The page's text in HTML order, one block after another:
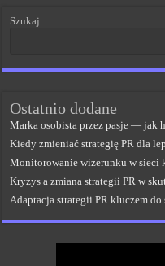
Szukaj
Ostatnio dodane
Marka osobista przez pasje — jak
Kiedy zmieniać strategię PR dla
Monitorowanie wizerunku w sieci
Kryzys a zmiana strategii PR w
Adaptacja strategii PR kluczem do